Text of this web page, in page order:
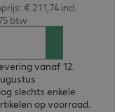
€ 211,74 incl.
btw
vanaf 12.
slechts enkele
op voorraad.